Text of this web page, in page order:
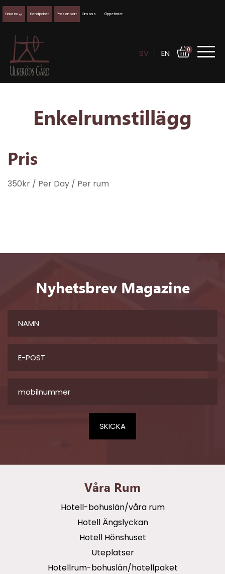
0
Boka nu Hotellpaket Presentkort Om oss Öppettider
SV EN
Enkelrumstillägg
Pris
350kr / Per Day / Per rum
Våra Rum
Hotell-bohuslän/våra rum
Hotell Ängslyckan
Hotell Hönshuset
Uteplatser
Hotellrum-bohuslän/hotellpaket
Nyhetsbrev Magazine